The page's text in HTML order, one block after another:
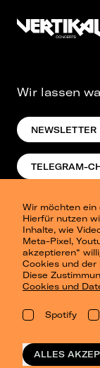
Wir möchten ein
Hierfür nutzen
Inhalte, wie
Meta-Pixel,
akzeptieren“
Cookies und
Diese
Cookies und
Spotify
ALLES
Wir lassen
NEWSLETTER
TELEGRAM-
Presse
Berlin
Dresden
Leipzig
Konzertsommer
Vergangene
o_team